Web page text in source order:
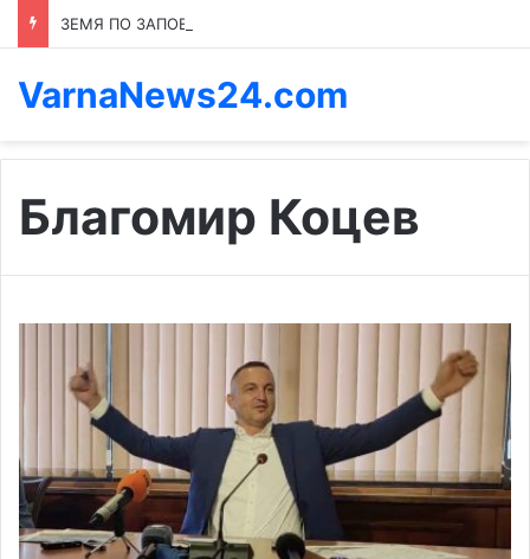
VarnaNews24.com
Благомир Коцев